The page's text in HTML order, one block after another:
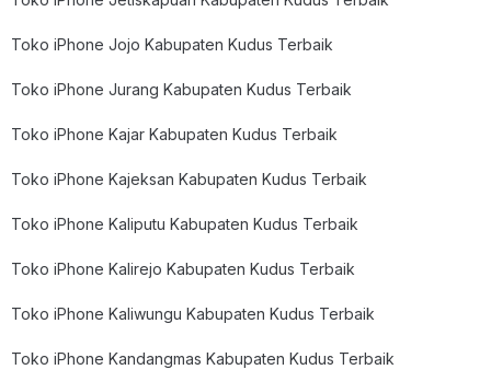
Toko iPhone Jojo Kabupaten Kudus Terbaik
Toko iPhone Jurang Kabupaten Kudus Terbaik
Toko iPhone Kajar Kabupaten Kudus Terbaik
Toko iPhone Kajeksan Kabupaten Kudus Terbaik
Toko iPhone Kaliputu Kabupaten Kudus Terbaik
Toko iPhone Kalirejo Kabupaten Kudus Terbaik
Toko iPhone Kaliwungu Kabupaten Kudus Terbaik
Toko iPhone Kandangmas Kabupaten Kudus Terbaik